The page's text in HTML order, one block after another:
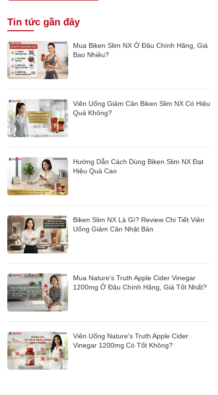
Tin tức gần đây
Mua Biken Slim NX Ở Đâu Chính Hãng, Giá
Bao Nhiêu?
Viên Uống Giảm Cân Biken Slim NX Có Hiệu
Quả Không?
Hướng Dẫn Cách Dùng Biken Slim NX Đạt
Hiệu Quả Cao
Biken Slim NX Là Gì? Review Chi Tiết Viên
Uống Giảm Cân Nhật Bản
Mua Nature's Truth Apple Cider Vinegar
1200mg Ở Đâu Chính Hãng, Giá Tốt Nhất?
Viên Uống Nature's Truth Apple Cider
Vinegar 1200mg Có Tốt Không?